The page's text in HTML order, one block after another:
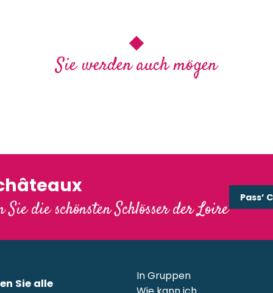
Sie werden auch mögen
Sie die schönsten Schlösser der Loire
Pass’
Sie alle
In Gruppen